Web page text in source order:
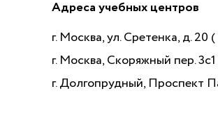
Адреса учебных центров
г. Москва, ул. Сретенка, д. 20 (
г. Москва, Скоряжный пер.
г. Долгопрудный, Проспект